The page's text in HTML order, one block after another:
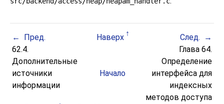
Пред. Наверх
След.
62.4.
Дополнительные
источники
информации
Начало
Глава 64.
Определение
интерфейса для
индексных
методов доступа